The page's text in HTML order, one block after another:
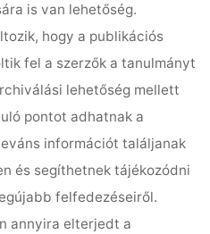
is van lehetőség.
hogy a publikációs
fel a szerzők a tanulmányt
lehetőség mellett
pontot adhatnak a
információt találjanak
és segíthetnek tájékozódni
felfedezéseiről.
annyira elterjedt a